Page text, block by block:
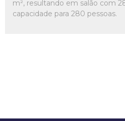
m², resultando em salão com
capacidade para 280 pessoas.